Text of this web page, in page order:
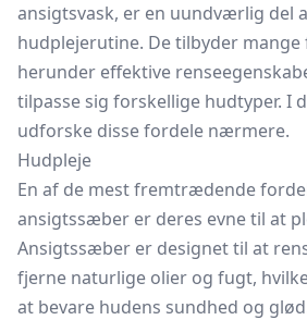
ansigtsvask, er en uundværlig del
hudplejerutine. De tilbyder
herunder effektive
tilpasse sig forskellige hudtyper. I
udforske disse fordele nærmere.
Hudpleje
En af de mest fremtrædende
ansigtssæber er deres evne til at
Ansigtssæber er designet til at
fjerne naturlige olier og fugt,
at bevare hudens sundhed og